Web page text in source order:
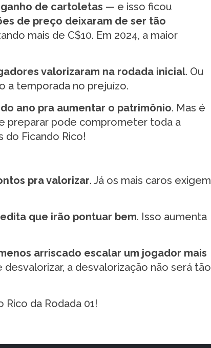
de cartoletas — e isso ficou
de preço deixaram de ser tão
mais de C$10. Em 2024, a maior
valorizaram na rodada inicial. Ou
a temporada no prejuízo.
ano pra aumentar o patrimônio. Mas é
preparar pode comprometer toda a
do Ficando Rico!
pra valorizar. Já os mais caros exigem
que irão pontuar bem. Isso aumenta
arriscado escalar um jogador mais
a desvalorização não será tão
da Rodada 01!